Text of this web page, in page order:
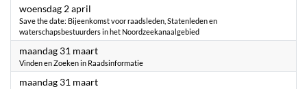
woensdag 2 april
Save the date: Bijeenkomst voor raadsleden, Statenleden en
waterschapsbestuurders in het Noordzeekanaalgebied
maandag 31 maart2025
Vinden en Zoeken in Raadsinformatie
maandag 31 maart2025